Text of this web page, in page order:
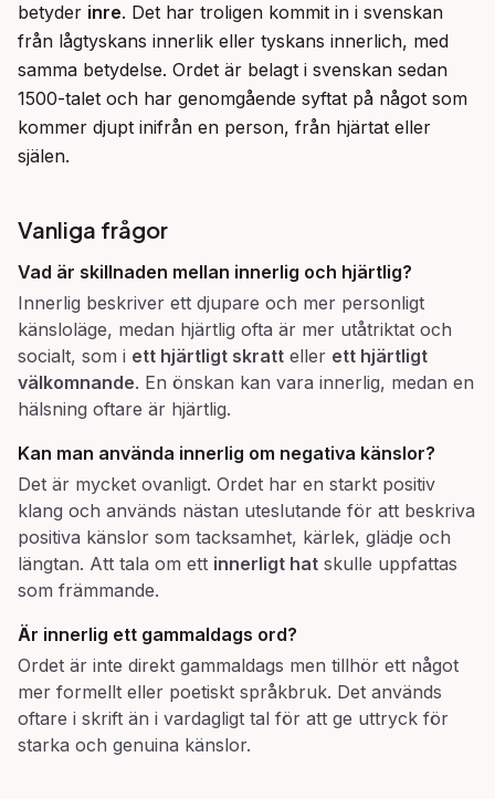
betyder inre. Det har troligen kommit in i svenskan
från lågtyskans innerlik eller tyskans innerlich, med
samma betydelse. Ordet är belagt i svenskan sedan
1500-talet och har genomgående syftat på något som
kommer djupt inifrån en person, från hjärtat eller
själen.
Vanliga frågor
Vad är skillnaden mellan innerlig och hjärtlig?
Innerlig beskriver ett djupare och mer personligt
känsloläge, medan hjärtlig ofta är mer utåtriktat och
socialt, som i ett hjärtligt skratt eller ett hjärtligt
välkomnande. En önskan kan vara innerlig, medan en
hälsning oftare är hjärtlig.
Kan man använda innerlig om negativa känslor?
Det är mycket ovanligt. Ordet har en starkt positiv
klang och används nästan uteslutande för att beskriva
positiva känslor som tacksamhet, kärlek, glädje och
längtan. Att tala om ett innerligt hat skulle uppfattas
som främmande.
Är innerlig ett gammaldags ord?
Ordet är inte direkt gammaldags men tillhör ett något
mer formellt eller poetiskt språkbruk. Det används
oftare i skrift än i vardagligt tal för att ge uttryck för
starka och genuina känslor.